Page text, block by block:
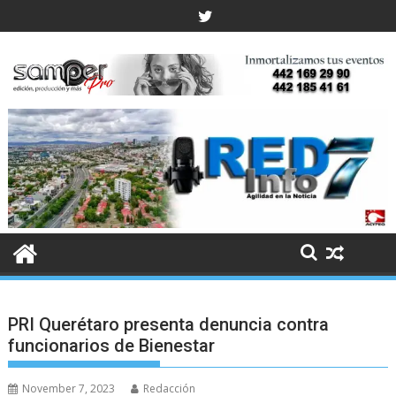
to
PRI Querétaro presenta denuncia contra
funcionarios de Bienestar
November 7, 2023 Redacción